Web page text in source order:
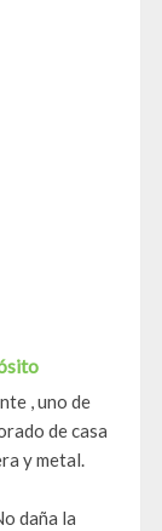
, uno de
de casa
y metal.
daña la